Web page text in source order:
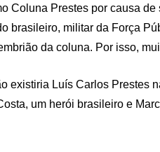
Coluna Prestes por causa
brasileiro, militar da Força
da coluna. Por isso,
existiria Luís Carlos Prestes
um herói brasileiro e